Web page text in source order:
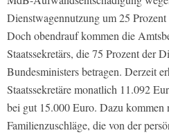
Dienstwagennutzung um 25
Doch obendrauf kommen die
Staatssekretärs, die 75 Prozent der
Bundesministers betragen. Derzeit
Staatssekretäre monatlich 11.092
bei gut 15.000 Euro. Dazu kommen
Familienzuschläge, die von der